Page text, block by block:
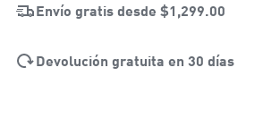
Envío gratis desde $1,299.00
Devolución gratuita en 30 días